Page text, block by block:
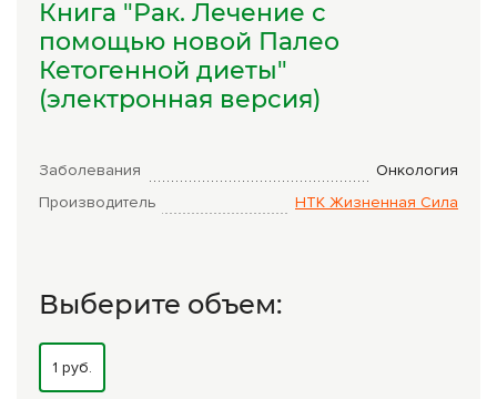
Специи
Крупы
Натуральные растительные масла
Натуральное мыло
Комплексные программы лечения
Книга "Рак. Лечение с
помощью новой Палео
Кетогенной диеты"
(электронная версия)
Заболевания
Онкология
Производитель
НТК Жизненная Сила
Выберите объем:
1 руб.